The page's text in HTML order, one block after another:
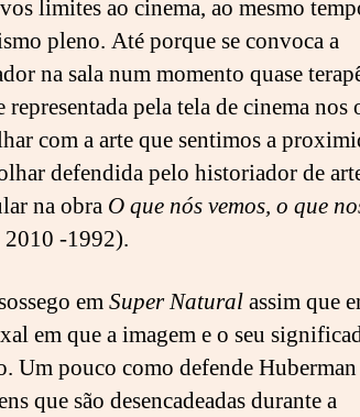
limites ao cinema, ao mesmo
pleno. Até porque se convoca a
na sala num momento quase
pela tela de cinema nos
com a arte que sentimos a
defendida pelo historiador de
na obra O que nós vemos, o que
-1992).
emSuper Naturalassim que
em que a imagem e o seu
Um pouco como defende
que são desencadeadas durante a